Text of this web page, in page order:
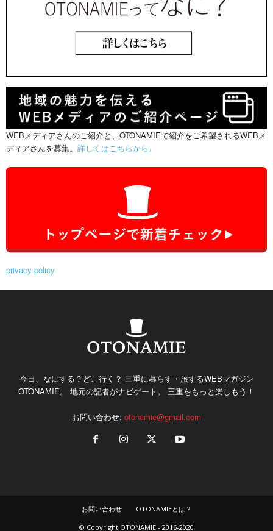
WEBメディアさんのご紹介と、OTONAMIEで紹介をご希望されるWEBメ
ディアさんを募集。 詳しくはこちらから。
privacy policy
今日、なにする？どこ行く？ 三重に暮らす・旅するWEBマガジン
OTONAMIE。 地元の記者がナビゲート。 三重をもっと楽しもう！
お問い合わせ: otonamie@gmail.com
お問い合わせ
OTONAMIEとは？
© Copyright OTONAMIE - 2016-2020